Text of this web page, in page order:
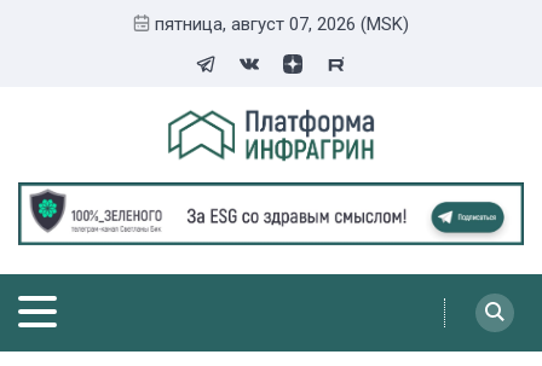
пятница, август 07, 2026 (MSK)